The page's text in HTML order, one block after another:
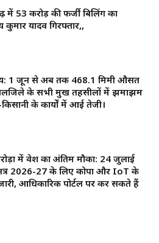
में 53 करोड़ की फर्जी बिलिंग का
यादव गिरफ्तार,,
1 जून से अब तक 468.1 मिमी औसत
के सभी प्रमुख तहसीलों में झमाझम
के कार्यों में आई तेजी।
में प्रवेश का अंतिम मौका: 24 जुलाई
2026-27 के लिए कोपा और IoT के
जारी, आधिकारिक पोर्टल पर कर सकते हैं